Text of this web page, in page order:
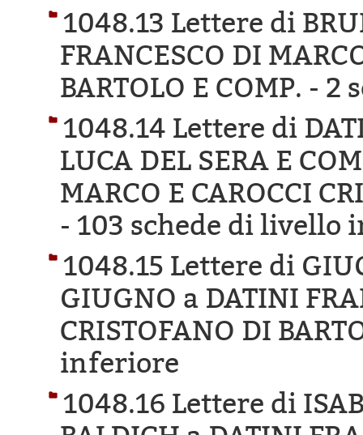
1048.13 Lettere di
FRANCESCO DI
BARTOLO E COMP. - 2
1048.14 Lettere di
LUCA DEL SERA E
MARCO E CAROCCI
- 103 schede di livello
1048.15 Lettere di
GIUGNO a DATINI
CRISTOFANO DI
inferiore
1048.16 Lettere di